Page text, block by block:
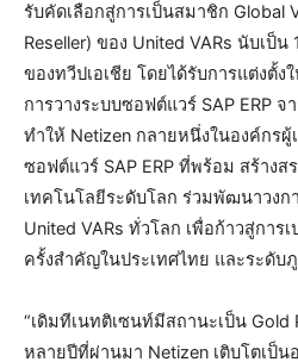
รับคัดเลือกสู่การเป็นสมาชิก Global
Reseller) ของ United VARs นับเป็
ของทวีปเอเชีย โดยได้รับการแต่งตั้
การวางระบบซอฟต์แวร์ SAP ERP
ทำให้ Netizen กลายหนึ่งในองค์กร
ซอฟต์แวร์ SAP ERP ที่พร้อม สร้าง
เทคโนโลยีระดับโลก ร่วมพัฒนาวงก
United VARs ทั่วโลก เพื่อก้าวสู่การ
ครั้งสำคัญในประเทศไทย และระดับ
“เดิมทีเนทติเซนท์มีสถานะเป็น Gold
หลายปีที่ผ่านมา Netizen เติบโตเป็น